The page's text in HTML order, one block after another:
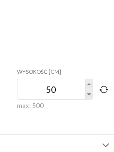
WYSOKOŚĆ [CM]
max: 500